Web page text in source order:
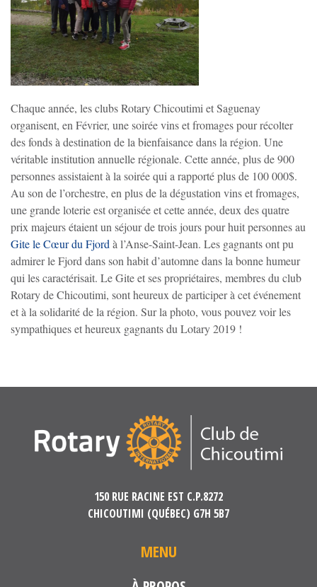
Chaque année, les clubs Rotary Chicoutimi et Saguenay
organisent, en Février, une soirée vins et fromages pour récolter
des fonds à destination de la bienfaisance dans la région. Une
véritable institution annuelle régionale. Cette année, plus de 900
personnes assistaient à la soirée qui a rapporté plus de 100 000$.
Au son de l’orchestre, en plus de la dégustation vins et fromages,
une grande loterie est organisée et cette année, deux des quatre
prix majeurs étaient un séjourde trois jours pour huit personnes au
Gite le Cœur du Fjord à l’Anse-Saint-Jean. Les gagnants ont pu
admirer le Fjord dans son habit d’automne dans la bonne humeur
qui les caractérisait. Le Gite et ses propriétaires, membres du club
Rotary de Chicoutimi, sont heureux de participer à cet événement
et à la solidarité de la région. Sur la photo, vous pouvez voir les
sympathiques et heureux gagnants du Lotary 2019 !
150 RUE RACINE EST C.P.8272
CHICOUTIMI (QUÉBEC) G7H 5B7
MENU